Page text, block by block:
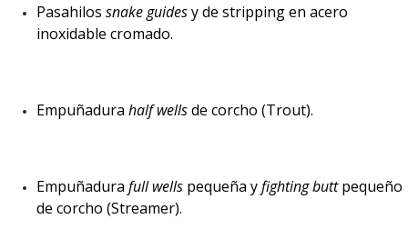
Pasahilos snake guidesy de stripping en acero
inoxidable cromado.
Empuñadura half wellsde corcho (Trout).
Empuñadura full wells pequeña yfighting buttpequeño
de corcho (Streamer).